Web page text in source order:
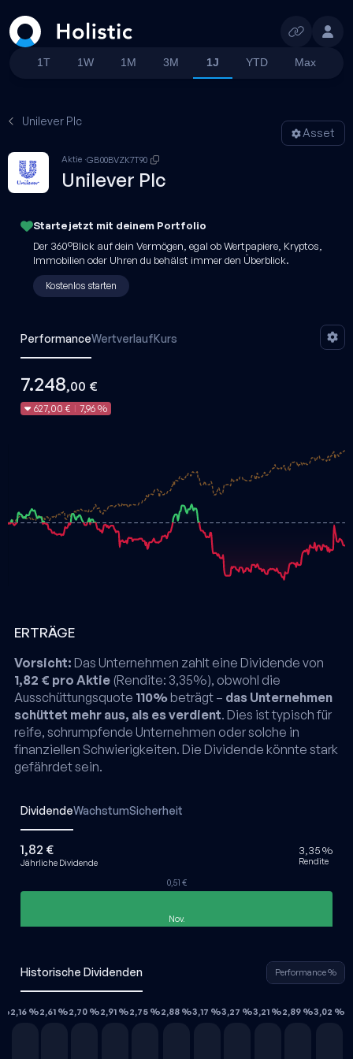
Suchen
1T 1W 1M 3M 1J YTD Max
Unilever Plc
Asset
Aktie GB00BVZK7T90
Unilever Plc
Starte jetzt mit deinem Portfolio
Der 360°Blick auf dein Vermögen, egal ob Wertpapiere, Kryptos,
Immobilien oder Uhren du behälst immer den Überblick.
Kostenlos starten
PerformanceWertverlaufKurs
7.248,00 €
627,00 € 7,96 %
ERTRÄGE
Vorsicht: Das Unternehmen zahlt eine Dividende von
1,82 € pro Aktie (Rendite: 3,35%), obwohl die
Ausschüttungsquote 110%beträgt – das Unternehmen
schüttet mehr aus, als es verdient. Dies ist typisch für
reife, schrumpfende Unternehmen oder solche in
finanziellen Schwierigkeiten. Die Dividende könnte stark
gefährdet sein.
DividendeWachstumSicherheit
1,82 €
Jährliche Dividende
3,35 %
Rendite
0,51 €
Nov.
Historische Dividenden Performance %
2,16 %2,61 %2,70 %2,91 %2,75 %2,88 %3,17 %3,27 %3,21 %2,89 %3,02 %